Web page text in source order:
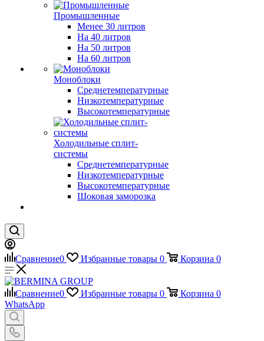
Промышленные
Менее 30 литров
На 40 литров
На 50 литров
На 60 литров
Моноблоки
Среднетемпературные
Низкотемпературные
Высокотемпературные
Холодильные сплит-
системы
Среднетемпературные
Низкотемпературные
Высокотемпературные
Шоковая заморозка
Сравнение0 Избранные товары 0 Корзина 0
Сравнение0 Избранные товары 0 Корзина 0
WhatsApp